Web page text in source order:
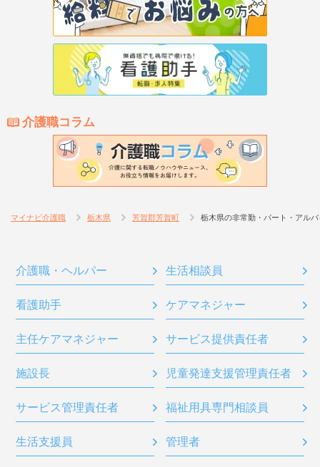
介護職コラム
マイナビ介護職 栃木県 芳賀郡芳賀町 栃木県の非常勤・パート・アル
介護職・ヘルパー 生活相談員
看護助手 ケアマネジャー
主任ケアマネジャー サービス提供責任者
施設長 児童発達支援管理責任者
サービス管理責任者 福祉用具専門相談員
生活支援員 管理者